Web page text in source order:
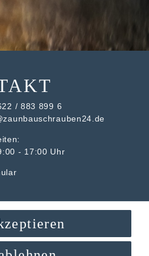
/ 883 899 6
- 17:00 Uhr